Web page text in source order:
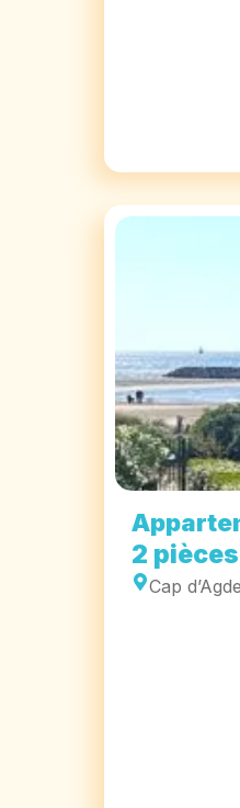
2 pièces
Cap d’Agde